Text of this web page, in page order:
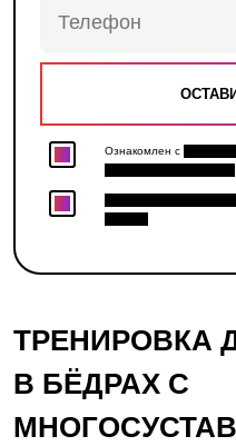
Ознакомлен с
ТРЕНИРОВКА
В БЁДРАХ С